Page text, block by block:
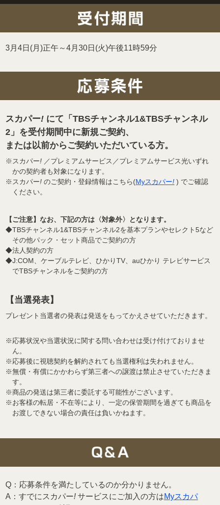
3月4日(月)正午～4月30日(火)午後11時59分
スカパー! にて「TBSチャンネル1&TBSチャンネル
2」を受付期間中に新規ご契約、
または以前からご契約いただいている方。
※スカパー! ／プレミアムサービス／プレミアムサービス光いずれ
かの契約者も対象になります。
※スカパー! のご契約・登録情報はこちら(Myスカパー! ) でご確認
ください。
【ご注意】なお、下記の方は〈対象外〉となります。
◆TBSチャンネル1&TBSチャンネル2を基本プランやセレクト5など
その他パック・セット商品でご契約の方
◆法人契約の方
◆J:COM、ケーブルテレビ、ひかりTV、auひかり テレビサービス
でTBSチャンネルをご契約の方
【当選発表】
プレゼント当選者の発表は発送をもってかえさせていただきます。
※応募状況や当選状況に関する問い合わせは受け付けておりませ
ん。
※応募後に視聴契約を解約されても当選権利は失われません。
※無償・有償にかかわらず第三者への譲渡は禁止させていただきま
す。
※商品の発送は第三者に委託する可能性がございます。
※お客様の転居・不在等により、一定の保管期間を過ぎても商品を
お渡しできない場合の責任は負いかねます。
Q：応募条件を満たしているのか分かりません。
A：すでにスカパー!サービスにご加入の方はMyスカパ